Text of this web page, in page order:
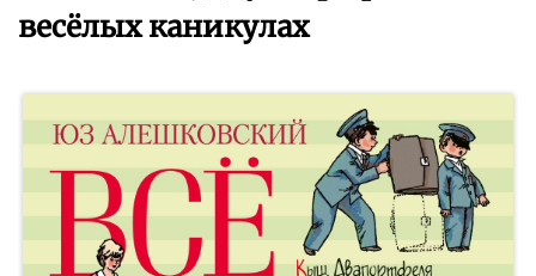
весёлых каникулах